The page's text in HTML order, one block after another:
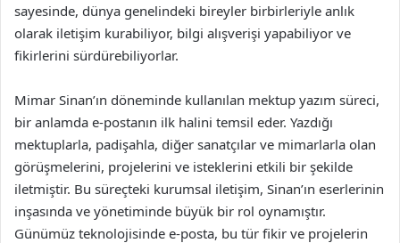
sayesinde, dünya genelindeki bireyler birbirleriyle anlık
olarak iletişim kurabiliyor, bilgi alışverişi yapabiliyor ve
fikirlerini sürdürebiliyorlar.
Mimar Sinan’ın döneminde kullanılan mektup yazım süreci,
bir anlamda e-postanın ilk halini temsil eder. Yazdığı
mektuplarla, padişahla, diğer sanatçılar ve mimarlarla olan
görüşmelerini, projelerini ve isteklerini etkili bir şekilde
iletmiştir. Bu süreçteki kurumsal iletişim, Sinan’ın eserlerinin
inşasında ve yönetiminde büyük bir rol oynamıştır.
Günümüz teknolojisinde e-posta, bu tür fikir ve projelerin